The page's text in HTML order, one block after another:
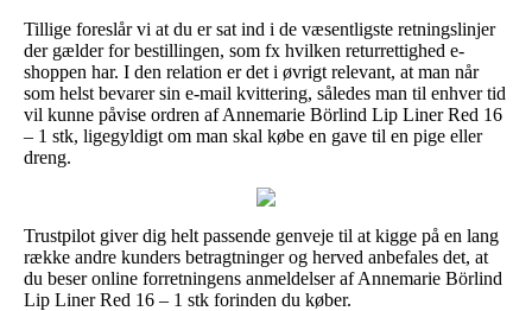
Tillige foreslår vi at du er sat ind i de væsentligste retningslinjer
der gælder for bestillingen, som fx hvilken returrettighed e-
shoppen har. I den relation er det i øvrigt relevant, at man når
som helst bevarer sin e-mail kvittering, således man til enhver tid
vil kunne påvise ordren af Annemarie Börlind Lip Liner Red 16
– 1 stk, ligegyldigt om man skal købe en gave til en pige eller
dreng.
Trustpilot giver dig helt passende genveje til at kigge på en lang
række andre kunders betragtninger og herved anbefales det, at
du beser online forretningens anmeldelser af Annemarie Börlind
Lip Liner Red 16 – 1 stk forinden du køber.